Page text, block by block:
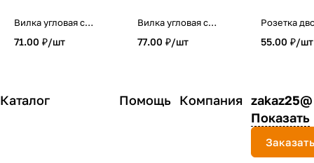
Вилка угловая с
белая 4110 IN
71.00 ₽/шт
Вилка угловая с
заземлением 16А
77.00 ₽/шт
Розетка
шторками
55.00 ₽/шт
Каталог Помощь Компания zakaz25@
Показать